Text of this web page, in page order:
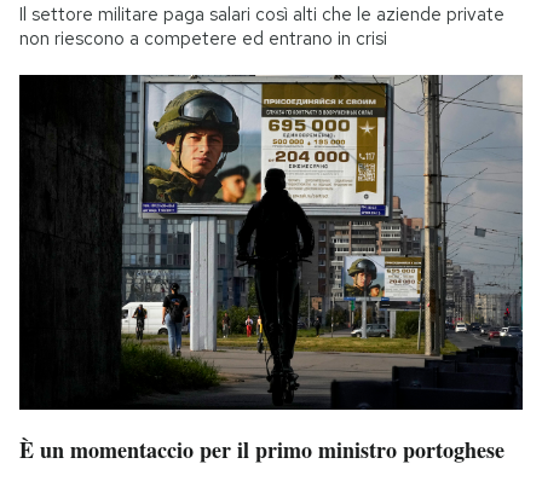
Il settore militare paga salari così alti che le aziende private
non riescono a competere ed entrano in crisi
È un momentaccio per il primo ministro portoghese